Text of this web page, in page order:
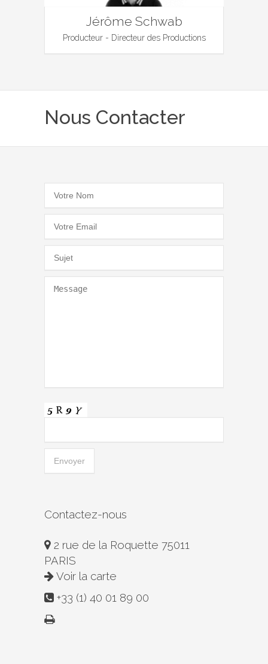
Jérôme Schwab
Producteur - Directeur des Productions
Nous Contacter
Contactez-nous
2 rue de la Roquette 75011
PARIS
Voir la carte
+33 (1) 40 01 89 00